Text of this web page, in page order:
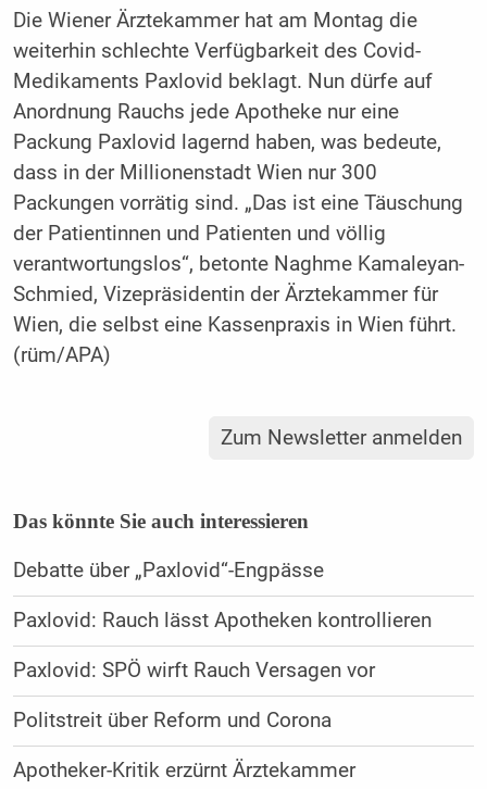
Die Wiener Ärztekammer hat am Montag die
weiterhin schlechte Verfügbarkeit des Covid-
Medikaments Paxlovid beklagt. Nun dürfe auf
Anordnung Rauchs jede Apotheke nur eine
Packung Paxlovid lagernd haben, was bedeute,
dass in der Millionenstadt Wien nur 300
Packungen vorrätig sind. „Das ist eine Täuschung
der Patientinnen und Patienten und völlig
verantwortungslos“, betonte Naghme Kamaleyan-
Schmied, Vizepräsidentin der Ärztekammer für
Wien, die selbst eine Kassenpraxis in Wien führt.
(rüm/APA)
Zum Newsletter anmelden
Das könnte Sie auch interessieren
Debatte über „Paxlovid“-Engpässe
Paxlovid: Rauch lässt Apotheken kontrollieren
Paxlovid: SPÖ wirft Rauch Versagen vor
Politstreit über Reform und Corona
Apotheker-Kritik erzürnt Ärztekammer